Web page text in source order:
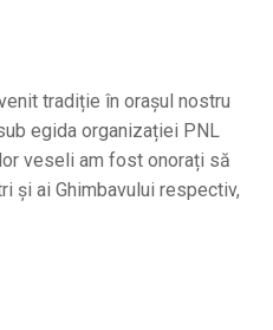
tradiție în orașul nostru
egida organizației PNL
veseli am fost onorați să
și ai Ghimbavului respectiv,